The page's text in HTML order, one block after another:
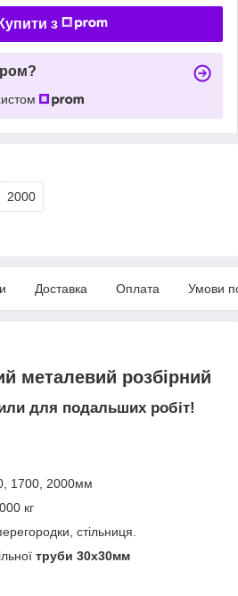
Купити з
2000
Доставка Оплата Умови
металевий розбірний
для подальших робіт!
1700, 2000мм
кг
стільниця.
труби 30х30мм